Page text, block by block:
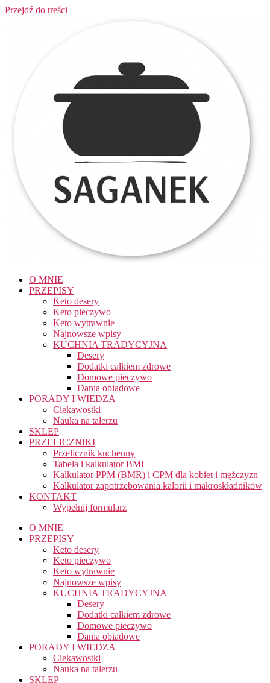
Przejdź do treści
O MNIE
PRZEPISY
Keto desery
Keto pieczywo
Keto wytrawnie
Najnowsze wpisy
KUCHNIA TRADYCYJNA
Desery
Dodatki całkiem zdrowe
Domowe pieczywo
Dania obiadowe
PORADY I WIEDZA
Ciekawostki
Nauka na talerzu
SKLEP
PRZELICZNIKI
Przelicznik kuchenny
Tabela i kalkulator BMI
Kalkulator PPM (BMR) i CPM dla kobiet i mężczyzn
Kalkulator zapotrzebowania kalorii i makroskładników
KONTAKT
Wypełnij formularz
O MNIE
PRZEPISY
Keto desery
Keto pieczywo
Keto wytrawnie
Najnowsze wpisy
KUCHNIA TRADYCYJNA
Desery
Dodatki całkiem zdrowe
Domowe pieczywo
Dania obiadowe
PORADY I WIEDZA
Ciekawostki
Nauka na talerzu
SKLEP